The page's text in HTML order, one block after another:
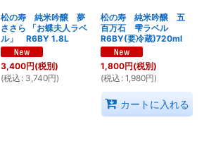
松の寿 純米吟醸 夢
ささら 「お蝶夫人ラベ
ル」 R6BY 1.8L
3,400円(税別)
(税込 : 3,740円)
松の寿 純米吟醸 五
百万石 雫ラベル
R6BY(要冷蔵)720ml
1,800円(税別)
(税込 : 1,980円)
カートに入れる